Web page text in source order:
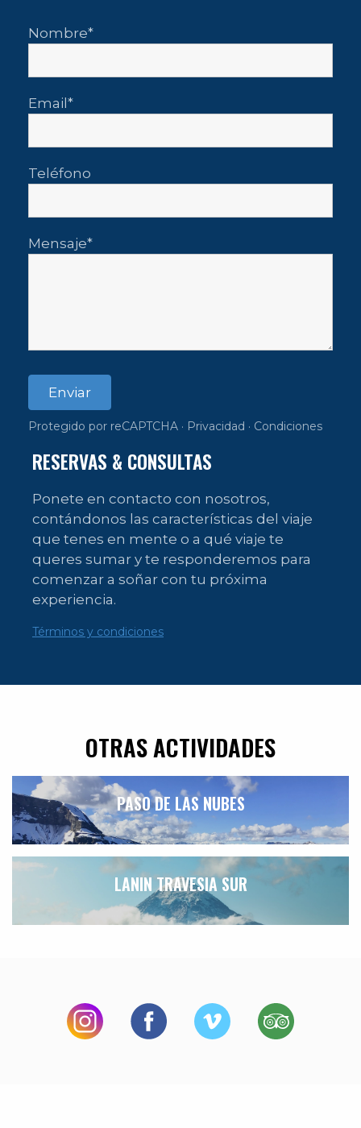
Nombre
Email
Teléfono
Mensaje
Enviar
Protegido por reCAPTCHA · Privacidad · Condiciones
RESERVAS & CONSULTAS
Ponete en contacto con nosotros,
contándonos las características del viaje
que tenes en mente o a qué viaje te
queres sumar y te responderemos para
comenzar a soñar con tu próxima
experiencia.
Términos y condiciones
OTRAS ACTIVIDADES
PASO DE LAS NUBES
LANIN TRAVESIA SUR